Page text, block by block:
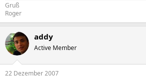
Gruß
Roger
addy
Active Member
22 Dezember 2007